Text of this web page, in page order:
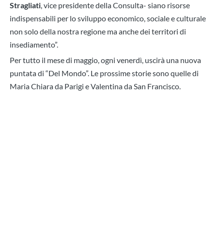
Stragliati, vice presidente della Consulta- siano risorse
indispensabili per lo sviluppo economico, sociale e culturale
non solo della nostra regione ma anche dei territori di
insediamento”.
Per tutto il mese di maggio, ogni venerdì, uscirà una nuova
puntata di “Del Mondo”. Le prossime storie sono quelle di
Maria Chiara da Parigi e Valentina da San Francisco.